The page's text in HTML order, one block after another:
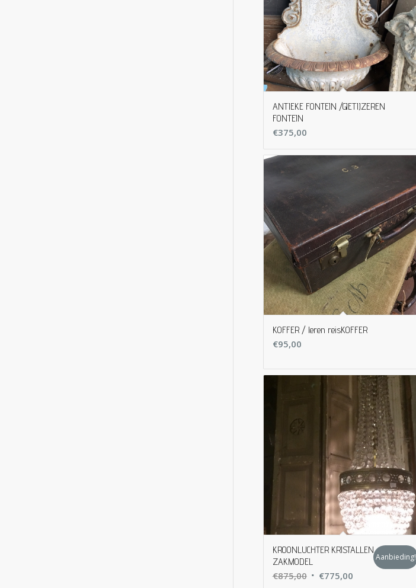
ANTIEKE FONTEIN /GIETIJZEREN
FONTEIN
€375,00
KOFFER / leren reisKOFFER
€95,00
KROONLUCHTER KRISTALLEN
ZAKMODEL
€875,00 Oorspronkelijke
€775,00Huidige
Aanbieding!